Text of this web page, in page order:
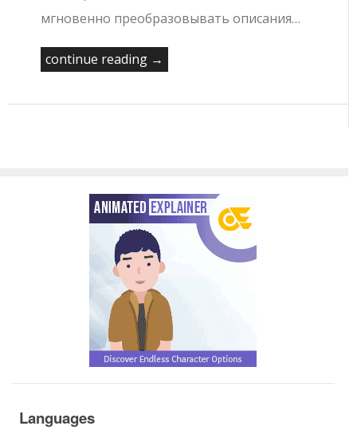
мгновенно преобразовывать описания…
continue reading →
Languages